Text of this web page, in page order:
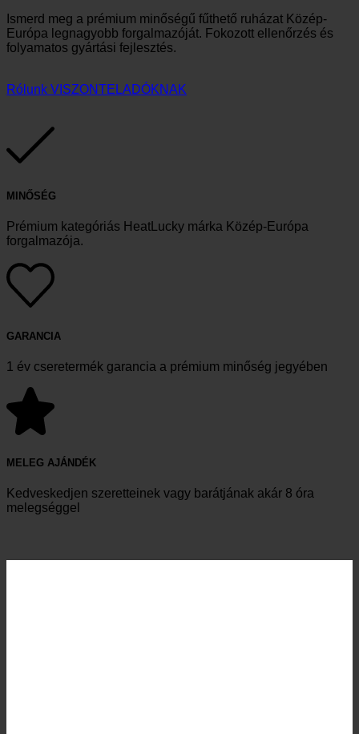
Ismerd meg a prémium minőségű fűthető ruházat Közép-
Európa legnagyobb forgalmazóját. Fokozott ellenőrzés és
folyamatos gyártási fejlesztés.
Rólunk VISZONTELADÓKNAK
MINŐSÉG
Prémium kategóriás HeatLucky márka Közép-Európa
forgalmazója.
GARANCIA
1 év cseretermék garancia a prémium minőség jegyében
MELEG AJÁNDÉK
Kedveskedjen szeretteinek vagy barátjának akár 8 óra
melegséggel